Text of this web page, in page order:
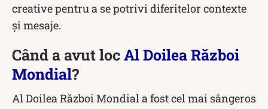
creative pentru a se potrivi diferitelor contexte
și mesaje.
Când a avut locAl Doilea Război
Mondial?
Al Doilea Război Mondial a fost cel mai sângeros